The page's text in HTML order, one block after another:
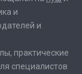
и
и
практические
специалистов